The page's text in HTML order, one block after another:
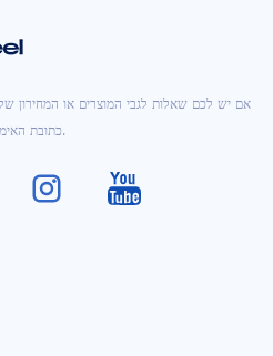
אם יש לכם שאלות לגבי המוצרים או המחירון
כתובת האימייל שלכם וניצור אתכם קשר תוך 24 שעות.